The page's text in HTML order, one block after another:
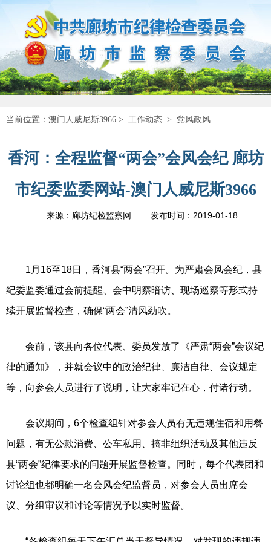
当前位置： 澳门人威尼斯3966 > 工作动态 > 党风政风
香河：全程监督“两会”会风会纪 廊坊
市纪委监委网站-澳门人威尼斯3966
来源：廊坊纪检监察网 发布时间： 2019-01-18
1月16至18日，香河县“两会”召开。为严肃会风会纪，县
纪委监委通过会前提醒、会中明察暗访、现场巡察等形式持
续开展监督检查，确保“两会”清风劲吹。
会前，该县向各位代表、委员发放了《严肃“两会”会议纪
律的通知》，并就会议中的政治纪律、廉洁自律、会议规定
等，向参会人员进行了说明，让大家牢记在心，付诸行动。
会议期间，6个检查组针对参会人员有无违规住宿和用餐
问题，有无公款消费、公车私用、搞非组织活动及其他违反
县“两会”纪律要求的问题开展监督检查。同时，每个代表团和
讨论组也都明确一名会风会纪监督员，对参会人员出席会
议、分组审议和讨论等情况予以实时监督。